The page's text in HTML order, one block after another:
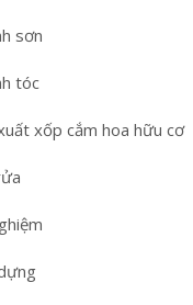
sơn
tóc
xốp cắm hoa hữu cơ